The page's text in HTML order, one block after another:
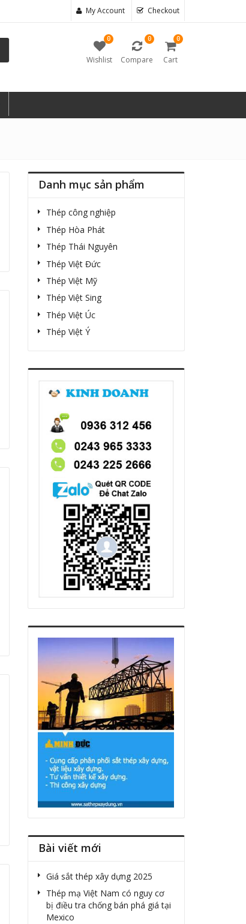
My Account Checkout
0
Wishlist
0
Compare
0
Cart
Danh mục sản phẩm
Thép công nghiệp
Thép Hòa Phát
Thép Thái Nguyên
Thép Việt Đức
Thép Việt Mỹ
Thép Việt Sing
Thép Việt Úc
Thép Việt Ý
Bài viết mới
Giá sắt thép xây dựng 2025
Thép mạ Việt Nam có nguy cơ
bị điều tra chống bán phá giá tại
Mexico